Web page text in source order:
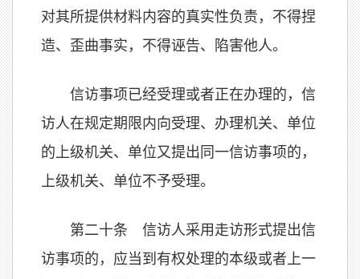
对其所提供材料内容的真实性负责，不得捏
造、歪曲事实，不得诬告、陷害他人。
信访事项已经受理或者正在办理的，信
访人在规定期限内向受理、办理机关、单位
的上级机关、单位又提出同一信访事项的，
上级机关、单位不予受理。
第二十条 信访人采用走访形式提出信
访事项的，应当到有权处理的本级或者上一